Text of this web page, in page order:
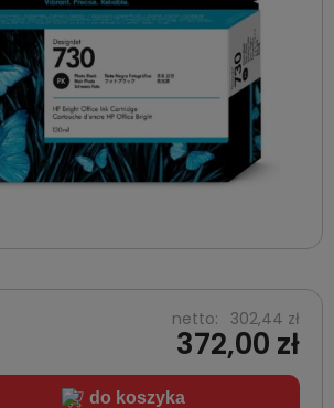
netto: 302,44 zł
372,00 zł
do koszyka